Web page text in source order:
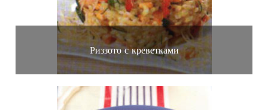
Риззото с креветками